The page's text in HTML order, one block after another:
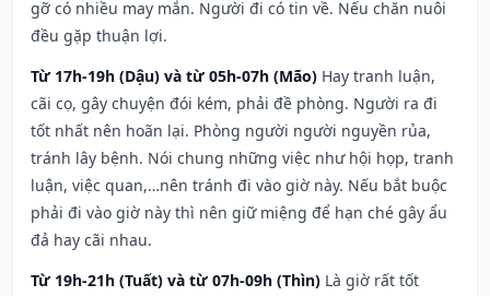
gỡ có nhiều may mắn. Người đi có tin về. Nếu chăn nuôi
đều gặp thuận lợi.
Từ 17h-19h (Dậu) và từ 05h-07h (Mão) Hay tranh luận,
cãi cọ, gây chuyện đói kém, phải đề phòng. Người ra đi
tốt nhất nên hoãn lại. Phòng người người nguyền rủa,
tránh lây bệnh. Nói chung những việc như hội họp, tranh
luận, việc quan,…nên tránh đi vào giờ này. Nếu bắt buộc
phải đi vào giờ này thì nên giữ miệng để hạn ché gây ẩu
đả hay cãi nhau.
Từ 19h-21h (Tuất) và từ 07h-09h (Thìn) Là giờ rất tốt